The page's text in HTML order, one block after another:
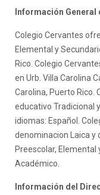
Información
Colegio Cervantes
Elemental y
Rico. Colegio
en Urb. Villa Carolina
Carolina, Puerto Rico.
educativo Tradicional
idiomas: Español.
denominacion Laica y
Preescolar,
Académico.
Información del